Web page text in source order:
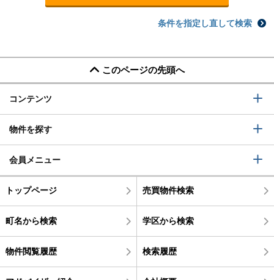
条件を指定し直して検索
このページの先頭へ
コンテンツ
物件を探す
会員メニュー
トップページ 売買物件検索
町名から検索 学区から検索
物件閲覧履歴 検索履歴